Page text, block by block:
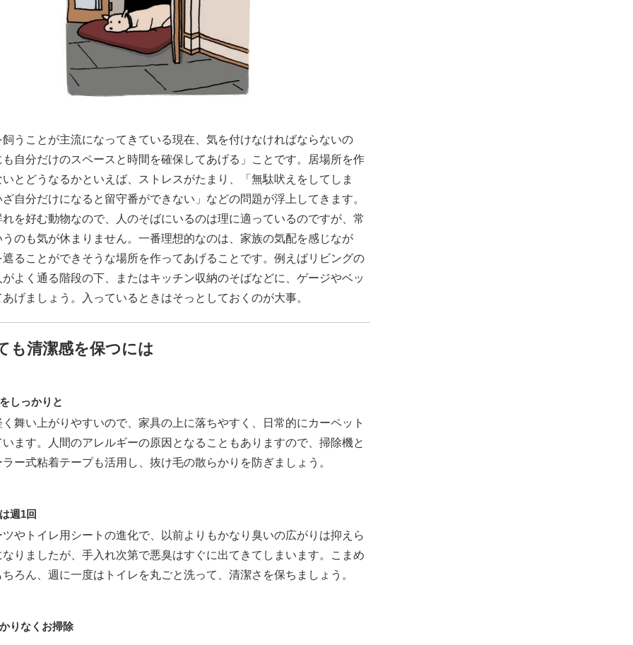
うことが主流になってきている現在、気を付けなければならないの
自分だけのスペースと時間を確保してあげる」ことです。居場所を作
とどうなるかといえば、ストレスがたまり、「無駄吠えをしてしま
自分だけになると留守番ができない」などの問題が浮上してきます。
を好む動物なので、人のそばにいるのは理に適っているのですが、常
のも気が休まりません。一番理想的なのは、家族の気配を感じなが
ることができそうな場所を作ってあげることです。例えばリビングの
よく通る階段の下、またはキッチン収納のそばなどに、ゲージやベッ
げましょう。入っているときはそっとしておくのが大事。
も清潔感を保つには
しっかりと
舞い上がりやすいので、家具の上に落ちやすく、日常的にカーペット
ます。人間のアレルギーの原因となることもありますので、掃除機と
ー式粘着テープも活用し、抜け毛の散らかりを防ぎましょう。
週1回
やトイレ用シートの進化で、以前よりもかなり臭いの広がりは抑えら
りましたが、手入れ次第で悪臭はすぐに出てきてしまいます。こまめ
ろん、週に一度はトイレを丸ごと洗って、清潔さを保ちましょう。
りなくお掃除